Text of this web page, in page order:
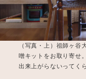
（写真・上）祖師ヶ谷
噌キットをお取り寄せ
出来上がらないってく